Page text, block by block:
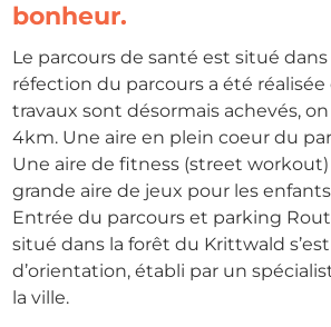
bonheur.
Le parcours de santé est situé
réfection du parcours a été réalisée
travaux sont désormais achevés,
4km. Une aire en plein coeur du
Une aire de fitness (street
grande aire de jeux pour les
Entrée du parcours et parking
situé dans la forêt du Krittwald
d’orientation, établi par un
la ville.